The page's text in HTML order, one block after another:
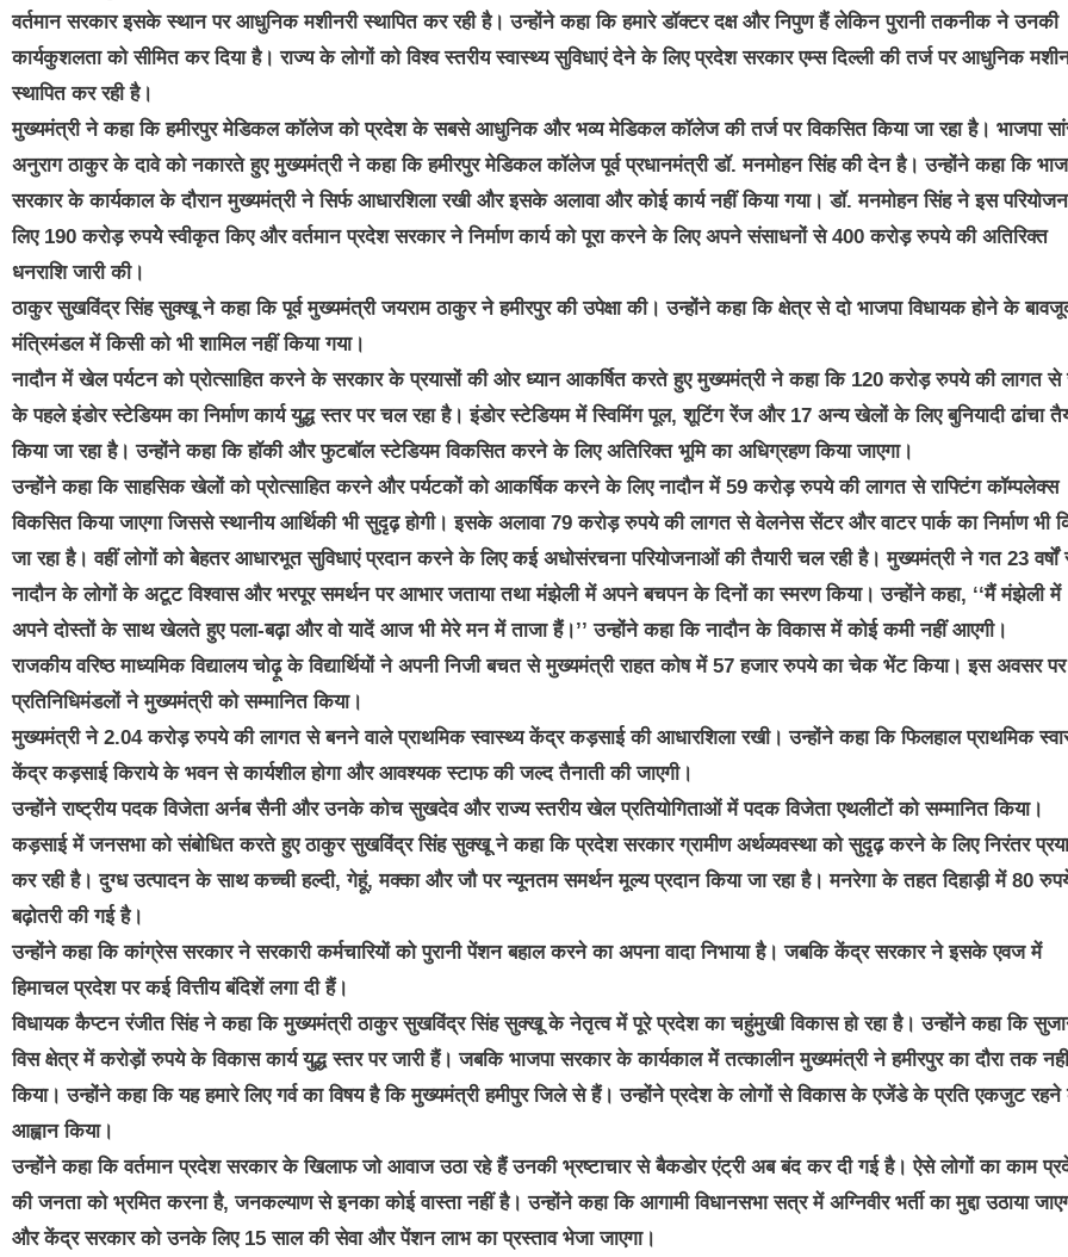
वर्तमान सरकार इसके स्थान पर आधुनिक मशीनरी स्थापित कर रही है। उन्होंने कहा कि हमारे डॉक्टर दक्ष और निपुण हैं लेकिन पुरानी तकनीक ने उनकी
कार्यकुशलता को सीमित कर दिया है। राज्य के लोगों को विश्व स्तरीय स्वास्थ्य सुविधाएं देने के लिए प्रदेश सरकार एम्स दिल्ली की तर्ज पर आधुनिक
स्थापित कर रही है।
मुख्यमंत्री ने कहा कि हमीरपुर मेडिकल कॉलेज को प्रदेश के सबसे आधुनिक और भव्य मेडिकल कॉलेज की तर्ज पर विकसित किया जा रहा है। भाजपा
अनुराग ठाकुर के दावे को नकारते हुए मुख्यमंत्री ने कहा कि हमीरपुर मेडिकल कॉलेज पूर्व प्रधानमंत्री डॉ. मनमोहन सिंह की देन है। उन्होंने कहा कि
सरकार के कार्यकाल के दौरान मुख्यमंत्री ने सिर्फ आधारशिला रखी और इसके अलावा और कोई कार्य नहीं किया गया। डॉ. मनमोहन सिंह ने इस
लिए 190 करोड़ रुपयेे स्वीकृत किए और वर्तमान प्रदेश सरकार ने निर्माण कार्य को पूरा करने के लिए अपने संसाधनों से 400 करोड़ रुपये की अतिरिक्त
धनराशि जारी की।
ठाकुर सुखविंद्र सिंह सुक्खू ने कहा कि पूर्व मुख्यमंत्री जयराम ठाकुर ने हमीरपुर की उपेक्षा की। उन्होंने कहा कि क्षेत्र से दो भाजपा विधायक होने के
मंत्रिमंडल में किसी को भी शामिल नहीं किया गया।
नादौन में खेल पर्यटन को प्रोत्साहित करने के सरकार के प्रयासों की ओर ध्यान आकर्षित करते हुए मुख्यमंत्री ने कहा कि 120 करोड़ रुपये की लागत से
के पहले इंडोर स्टेडियम का निर्माण कार्य युद्ध स्तर पर चल रहा है। इंडोर स्टेडियम में स्विमिंग पूल, शूटिंग रेंज और 17 अन्य खेलों के लिए बुनियादी ढांचा
किया जा रहा है। उन्होंने कहा कि हॉकी और फुटबॉल स्टेडियम विकसित करने के लिए अतिरिक्त भूमि का अधिग्रहण किया जाएगा।
उन्होंने कहा कि साहसिक खेलों को प्रोत्साहित करने और पर्यटकों को आकर्षिक करने के लिए नादौन में 59 करोड़ रुपये की लागत से राफ्टिंग कॉम्पलेक्स
विकसित किया जाएगा जिससे स्थानीय आर्थिकी भी सुदृढ़ होगी। इसके अलावा 79 करोड़ रुपये की लागत से वेलनेस सेंटर और वाटर पार्क का निर्माण भी
जा रहा है। वहीं लोगों को बेेहतर आधारभूत सुविधाएं प्रदान करने के लिए कई अधोसंरचना परियोजनाओं की तैयारी चल रही है। मुख्यमंत्री ने गत 23 वर्षों
नादौन के लोगों के अटूट विश्वास और भरपूर समर्थन पर आभार जताया तथा मंझेली में अपने बचपन के दिनों का स्मरण किया। उन्होंने कहा, ‘‘मैं मंझेली में
अपने दोस्तों के साथ खेलते हुए पला-बढ़ा और वो यादें आज भी मेरे मन में ताजा हैं।’’ उन्होंने कहा कि नादौन के विकास में कोई कमी नहीं आएगी।
राजकीय वरिष्ठ माध्यमिक विद्यालय चोढ़ू के विद्यार्थियों ने अपनी निजी बचत से मुख्यमंत्री राहत कोष में 57 हजार रुपये का चेक भेंट किया। इस अवसर
प्रतिनिधिमंडलों ने मुख्यमंत्री को सम्मानित किया।
मुख्यमंत्री ने 2.04 करोड़ रुपये की लागत से बनने वाले प्राथमिक स्वास्थ्य केंद्र कड़साई की आधारशिला रखी। उन्होंने कहा कि फिलहाल प्राथमिक
केंद्र कड़साई किराये के भवन से कार्यशील होगा और आवश्यक स्टाफ की जल्द तैनाती की जाएगी।
उन्होंने राष्ट्रीय पदक विजेता अर्नब सैनी और उनके कोच सुखदेव और राज्य स्तरीय खेल प्रतियोगिताओं में पदक विजेता एथलीटों को सम्मानित किया।
कड़साई में जनसभा को संबोधित करते हुए ठाकुर सुखविंद्र सिंह सुक्खू ने कहा कि प्रदेश सरकार ग्रामीण अर्थव्यवस्था को सुदृढ़ करने के लिए निरंतर
कर रही है। दुग्ध उत्पादन के साथ कच्ची हल्दी, गेहूं, मक्का और जौ पर न्यूनतम समर्थन मूल्य प्रदान किया जा रहा है। मनरेगा के तहत दिहाड़ी में 80
बढ़ोतरी की गई है।
उन्होंने कहा कि कांग्रेस सरकार ने सरकारी कर्मचारियों को पुरानी पेंशन बहाल करने का अपना वादा निभाया है। जबकि केंद्र सरकार ने इसके एवज में
हिमाचल प्रदेश पर कई वित्तीय बंदिशें लगा दी हैं।
विधायक कैप्टन रंजीत सिंह ने कहा कि मुख्यमंत्री ठाकुर सुखविंद्र सिंह सुक्खू के नेतृत्व में पूरे प्रदेश का चहुंमुखी विकास हो रहा है। उन्होंने कहा कि
विस क्षेत्र में करोड़ों रुपये के विकास कार्य युद्ध स्तर पर जारी हैं। जबकि भाजपा सरकार के कार्यकाल मेें तत्कालीन मुख्यमंत्री ने हमीरपुर का दौरा तक नहीं
किया। उन्होंने कहा कि यह हमारे लिए गर्व का विषय है कि मुख्यमंत्री हमीपुर जिले से हैं। उन्होंने प्रदेश के लोगों से विकास के एजेंडे के प्रति एकजुट रहने
आह्वान किया।
उन्होंने कहा कि वर्तमान प्रदेश सरकार के खिलाफ जो आवाज उठा रहे हैं उनकी भ्रष्टाचार से बैकडोर एंट्री अब बंद कर दी गई है। ऐसे लोगों का काम
की जनता को भ्रमित करना है, जनकल्याण से इनका कोई वास्ता नहीं है। उन्होंने कहा कि आगामी विधानसभा सत्र में अग्निवीर भर्ती का मुद्दा उठाया
और केंद्र सरकार को उनके लिए 15 साल की सेवा और पेंशन लाभ का प्रस्ताव भेजा जाएगा।